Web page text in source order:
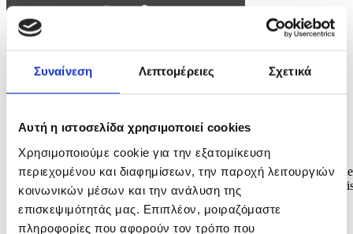
Συναίνεση Λεπτομέρειες Σχετικά
Αυτή η ιστοσελίδα χρησιμοποιεί cookies
Χρησιμοποιούμε cookie για την εξατομίκευση
περιεχομένου και διαφημίσεων, την παροχή λειτουργιών
κοινωνικών μέσων και την ανάλυση της
επισκεψιμότητάς μας. Επιπλέον, μοιραζόμαστε
πληροφορίες που αφορούν τον τρόπο που
Φωτογραφία: MOHAMMED BADRA
epaselect epa12154439 Coco Gauff of the USA in action during her
Women's quarterfinals match against Madison Keys of the USA at the
French Open Grand Slam tennis tournament at Roland Garros in
France, 04 June 2025. EPA/MOHAMMED BADRA
2 / 4